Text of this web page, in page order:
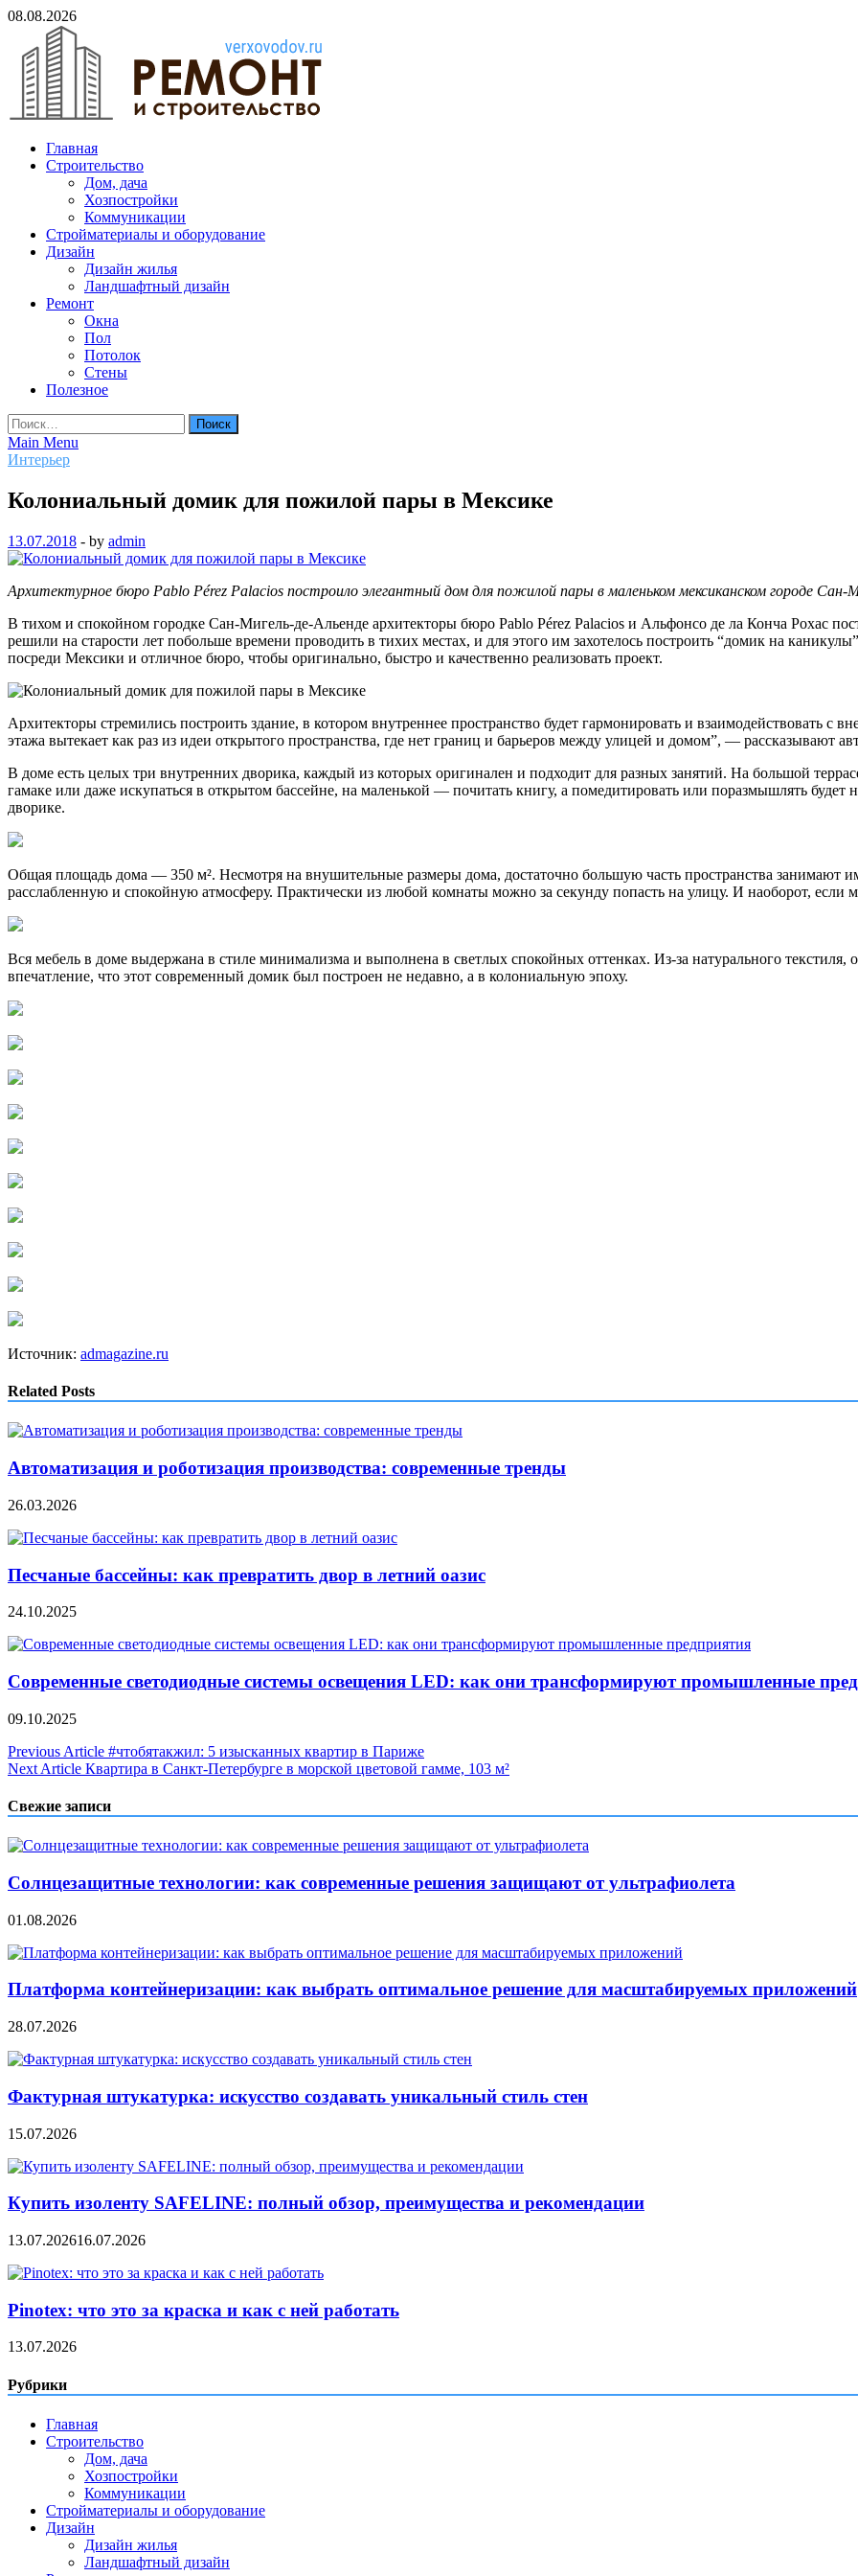
Skip
content
08.08.2026
verxovodov.ru
Ремонт и строительство
Главная
Строительство
Дом, дача
Хозпостройки
Коммуникации
Стройматериалы и оборудование
Дизайн
Дизайн жилья
Ландшафтный дизайн
Ремонт
Окна
Пол
Потолок
Стены
Полезное
Найти:
Main Menu
Интерьер
Колониальный домик для пожилой пары в Мексике
13.07.2018 - by admin
Архитектурное бюро Pablo Pérez Palacios построило элегантный дом для пожилой пары в маленьком мексиканском городе Сан-
В тихом и спокойном городке Сан-Мигель-де-Альенде архитекторы бюро Pablo Pérez Palacios и Альфонсо де ла Конча Рохас
решили на старости лет побольше времени проводить в тихих местах, и для этого им захотелось построить “домик на
посреди Мексики и отличное бюро, чтобы оригинально, быстро и качественно реализовать проект.
Архитекторы стремились построить здание, в котором внутреннее пространство будет гармонировать и взаимодействовать
этажа вытекает как раз из идеи открытого пространства, где нет границ и барьеров между улицей и домом”, — рассказывают
В доме есть целых три внутренних дворика, каждый из которых оригинален и подходит для разных занятий. На большой
гамаке или даже искупаться в открытом бассейне, на маленькой — почитать книгу, а помедитировать или поразмышлять
дворике.
Общая площадь дома — 350 м². Несмотря на внушительные размеры дома, достаточно большую часть пространства занимают
расслабленную и спокойную атмосферу. Практически из любой комнаты можно за секунду попасть на улицу. И наоборот, если
Вся мебель в доме выдержана в стиле минимализма и выполнена в светлых спокойных оттенках. Из-за натурального текстиля,
впечатление, что этот современный домик был построен не недавно, а в колониальную эпоху.
Источник: admagazine.ru
Related Posts
Автоматизация и роботизация производства: современные тренды
26.03.2026
Песчаные бассейны: как превратить двор в летний оазис
24.10.2025
Современные светодиодные системы освещения LED: как они трансформируют промышленные
09.10.2025
Навигация
по
записям
Previous Article #чтобятакжил: 5 изысканных квартир в Париже
Next Article Квартира в Санкт-Петербурге в морской цветовой гамме, 103 м²
Свежие записи
Солнцезащитные технологии: как современные решения защищают от ультрафиолета
01.08.2026
Платформа контейнеризации: как выбрать оптимальное решение для масштабируемых приложений
28.07.2026
Фактурная штукатурка: искусство создавать уникальный стиль стен
15.07.2026
Купить изоленту SAFELINE: полный обзор, преимущества и рекомендации
13.07.202616.07.2026
Pinotex: что это за краска и как с ней работать
13.07.2026
Рубрики
Главная
Строительство
Дом, дача
Хозпостройки
Коммуникации
Стройматериалы и оборудование
Дизайн
Дизайн жилья
Ландшафтный дизайн